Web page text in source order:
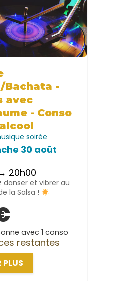
Bachata -
avec
- Conso
soirée
30 août
20h00
danser et vibrer au
la Salsa !
avec 1 conso
restantes